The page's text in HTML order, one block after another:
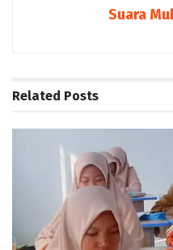
Suara
Related Posts